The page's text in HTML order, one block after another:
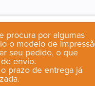
procura por algumas
o modelo de
seu pedido, o que
envio.
prazo de entrega já